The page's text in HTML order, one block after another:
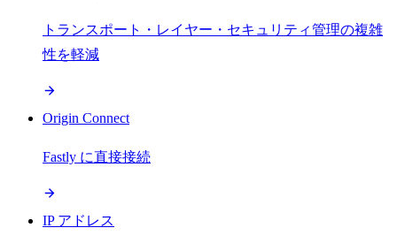
トランスポート・レイヤー・セキュリティ管理の複雑
性を軽減
Origin Connect
Fastly に直接接続
IP アドレス